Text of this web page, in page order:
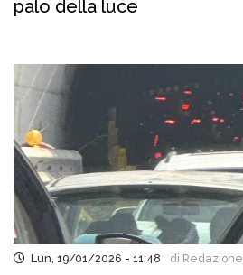
palo della luce
Lun, 19/01/2026 - 11:48 di Redazione